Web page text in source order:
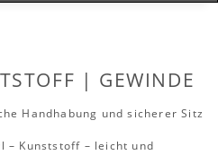
| GEWINDE
Handhabung und sicherer Sitz
– Kunststoff – leicht und